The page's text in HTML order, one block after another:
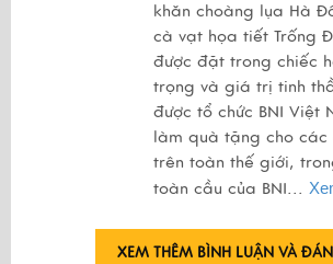
khăn choàng lụa Hà
cà vạt họa tiết Trống
được đặt trong chiếc
trọng và giá trị tinh
được tổ chức BNI Việt
làm quà tặng cho các
trên toàn thế giới,
toàn cầu của BNI...
XEM THÊM BÌNH LUẬN VÀ